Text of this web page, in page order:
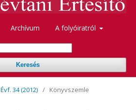
Archívum A folyóiratról
Keresés
Évf. 34 (2012) / Könyvszemle